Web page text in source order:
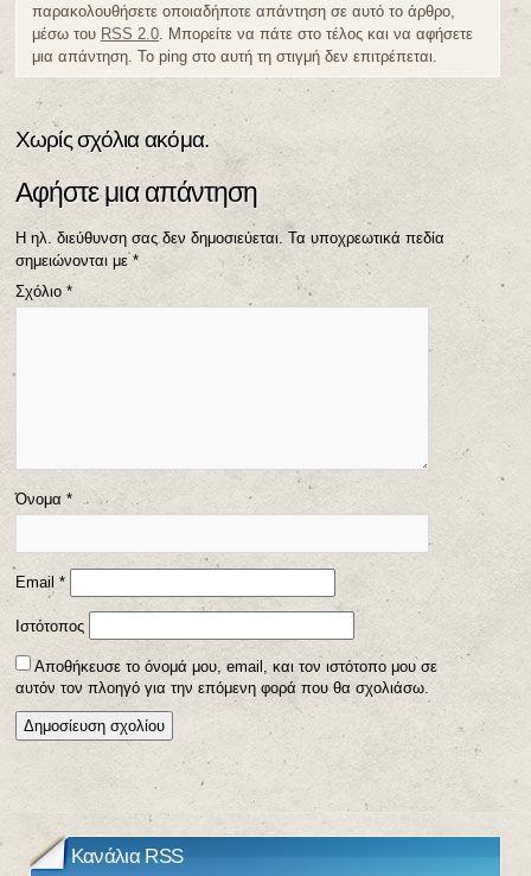
παρακολουθήσετε οποιαδήποτε απάντηση σε αυτό το άρθρο,
μέσω του RSS 2.0. Μπορείτε να πάτε στο τέλος και να αφήσετε
μια απάντηση. Το ping στο αυτή τη στιγμή δεν επιτρέπεται.
Χωρίς σχόλια ακόμα.
Αφήστε μια απάντηση
Η ηλ. διεύθυνση σας δεν δημοσιεύεται. Τα υποχρεωτικά πεδία
σημειώνονται με *
Σχόλιο *
Όνομα *
Email *
Ιστότοπος
Αποθήκευσε το όνομά μου, email, και τον ιστότοπο μου σε
αυτόν τον πλοηγό για την επόμενη φορά που θα σχολιάσω.
Κανάλια RSS